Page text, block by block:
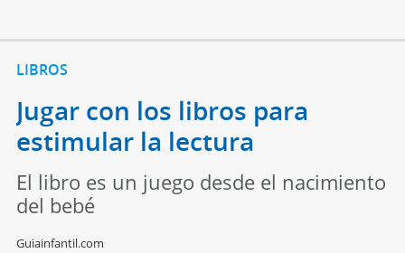
LIBROS
Jugar con los libros para
estimular la lectura
El libro es un juego desde el nacimiento
del bebé
Guiainfantil.com